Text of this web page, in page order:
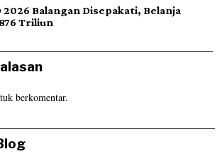
2026 Balangan Disepakati, Belanja
Triliun
berkomentar.